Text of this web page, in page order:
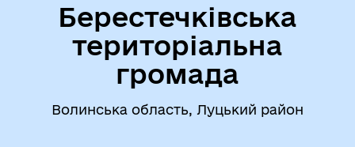
Берестечківська
територіальна
громада
Волинська область, Луцький район